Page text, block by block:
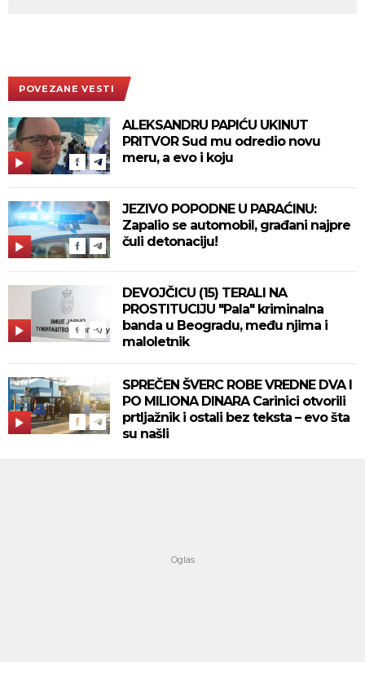
POVEZANE VESTI
ALEKSANDRU PAPIĆU UKINUT
PRITVOR Sud mu odredio novu
meru, a evo i koju
JEZIVO POPODNE U PARAĆINU:
Zapalio se automobil, građani najpre
čuli detonaciju!
DEVOJČICU (15) TERALI NA
PROSTITUCIJU "Pala" kriminalna
banda u Beogradu, među njima i
maloletnik
SPREČEN ŠVERC ROBE VREDNE DVA I
PO MILIONA DINARA Carinici otvorili
prtljažnik i ostali bez teksta – evo šta
su našli